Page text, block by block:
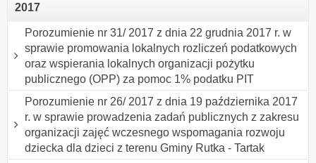
2017
Porozumienie nr 31/ 2017 z dnia 22 grudnia 2017 r. w
sprawie promowania lokalnych rozliczeń podatkowych
oraz wspierania lokalnych organizacji pożytku
publicznego (OPP) za pomoc 1% podatku PIT
Porozumienie nr 26/ 2017 z dnia 19 października 2017
r. w sprawie prowadzenia zadań publicznych z zakresu
organizacji zajęć wczesnego wspomagania rozwoju
dziecka dla dzieci z terenu Gminy Rutka - Tartak